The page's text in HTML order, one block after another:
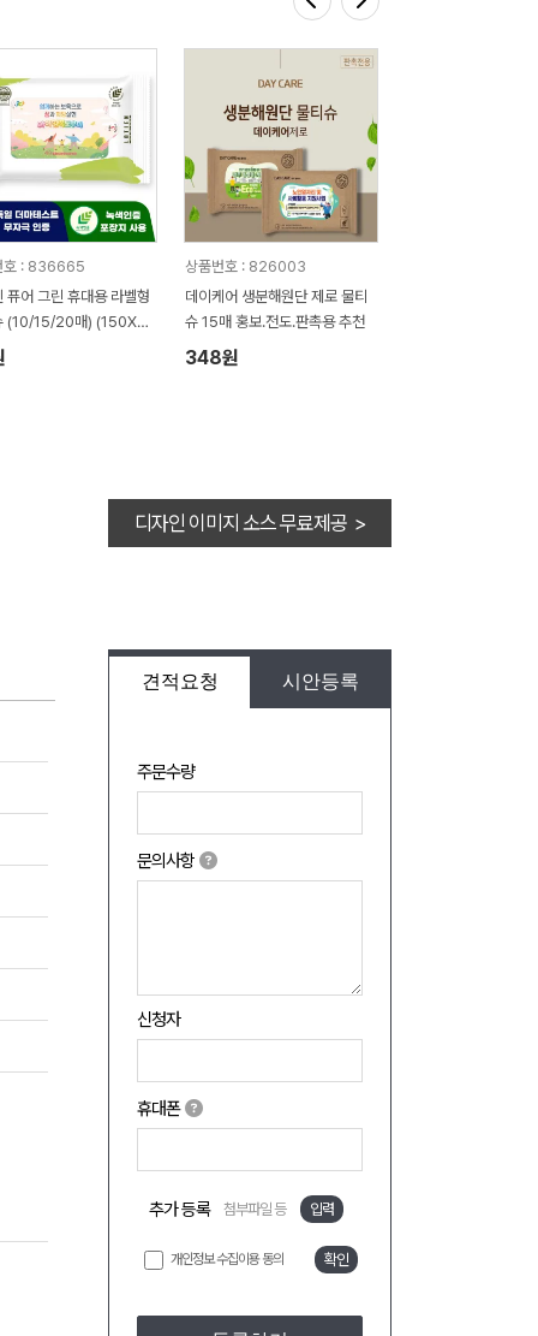
호 : 836665
퓨어 그린 휴대용 라벨형
(10/15/20매) (150X90
상품번호 : 826003
데이케어 생분해원단 제로 물티
슈 15매 홍보.전도.판촉용 추천
348원
디자인 이미지 소스 무료제공 >
견적요청 시안등록
주문수량
문의사항
신청자
휴대폰
추가 등록 첨부파일 등 입력
개인정보 수집이용 동의 확인